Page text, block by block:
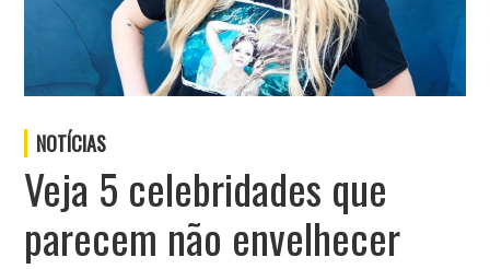
NOTÍCIAS
Veja 5 celebridades que
parecem não envelhecer